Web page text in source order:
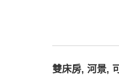
雙床房, 河景,